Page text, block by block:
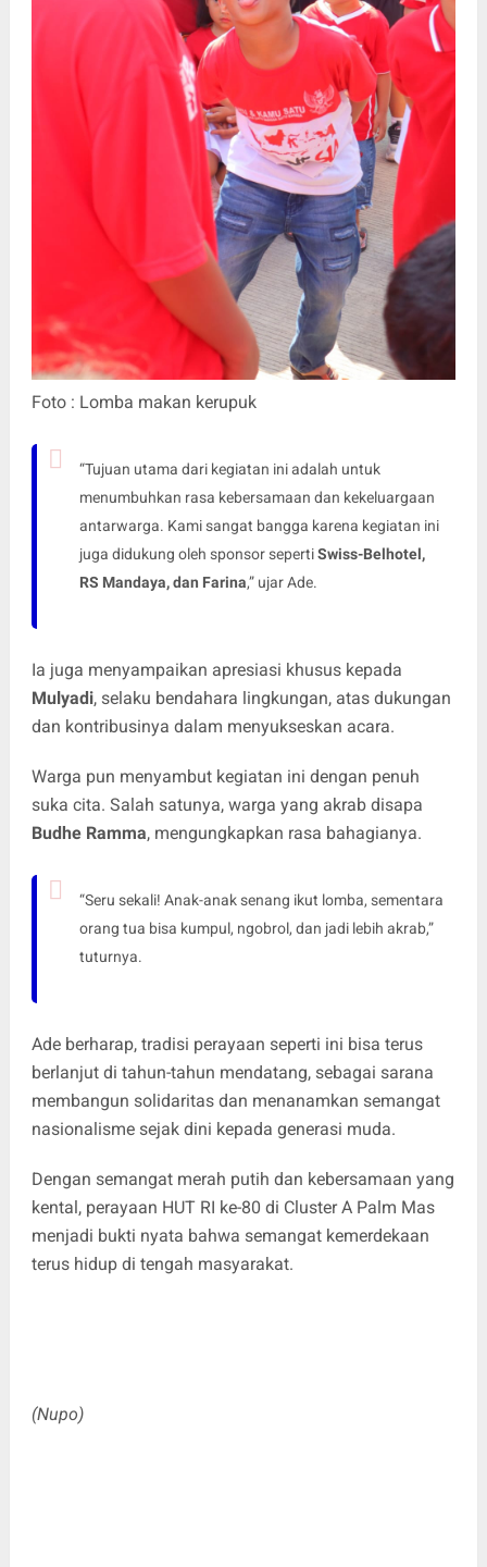
Foto : Lomba makan kerupuk
“Tujuan utama dari kegiatan ini adalah untuk
menumbuhkan rasa kebersamaan dan kekeluargaan
antarwarga. Kami sangat bangga karena kegiatan ini
juga didukung oleh sponsor sepertiSwiss-Belhotel,
RS Mandaya, dan Farina,” ujar Ade.
Ia juga menyampaikan apresiasi khusus kepada
Mulyadi, selaku bendahara lingkungan, atas dukungan
dan kontribusinya dalam menyukseskan acara.
Warga pun menyambut kegiatan ini dengan penuh
suka cita. Salah satunya, warga yang akrab disapa
Budhe Ramma, mengungkapkan rasa bahagianya.
“Seru sekali! Anak-anak senang ikut lomba, sementara
orang tua bisa kumpul, ngobrol, dan jadi lebih akrab,”
tuturnya.
Ade berharap, tradisi perayaan seperti ini bisa terus
berlanjut di tahun-tahun mendatang, sebagai sarana
membangun solidaritas dan menanamkan semangat
nasionalisme sejak dini kepada generasi muda.
Dengan semangat merah putih dan kebersamaan yang
kental, perayaan HUT RI ke-80 di Cluster A Palm Mas
menjadi bukti nyata bahwa semangat kemerdekaan
terus hidup di tengah masyarakat.
(Nupo)